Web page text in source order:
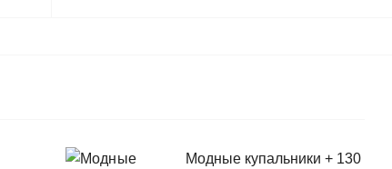
Модные купальники + 130